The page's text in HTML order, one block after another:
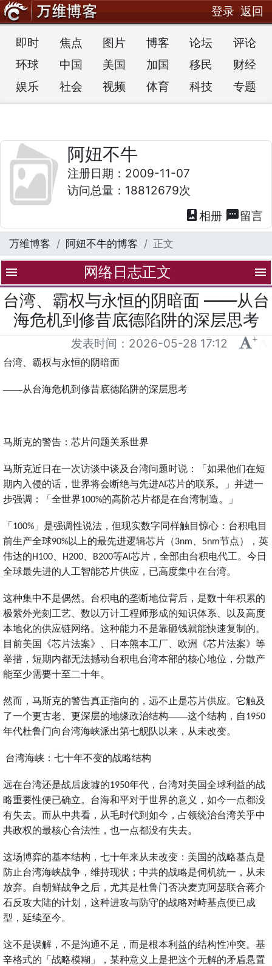
登录 返回
即时 焦点 图片 博客 论坛
评论
环球
中国 美国 加国 移民
财经
娱乐
社会 视频 体育 科技 专题
阿妞不牛
注册日期：2009-11-07
访问总量：18812679次
photo_album 相册 textsms留言
万维博客 阿妞不牛的博客 正文
menu 网络日志正文 menu
台湾、霸权与永恒的阴暗面 ——从台
海危机到修昔底德陷阱的深层思考
发表时间： 2026-05-28 17:12 +
台湾、霸权与永恒的阴暗面
——从台海危机到修昔底德陷阱的深层思考
马斯克的警告：芯片问题关系世界
马斯克近日在一次访谈中谈及台湾问题时说：「如果他们在短
期内入侵的话，世界将会断绝与先进AI 芯片的联系。」并进一
步强调：「全世界100%的高阶芯片都是在台湾制造。」
「 100%」是强调性说法，但现实数字同样触目惊心：台积电目
前生产全球90%以上的最先进逻辑芯片（3nm 5nm节点），英
伟达的H100、 H200、 B200等AI 芯片，全部由台积电代工。今日
全球最先进的人工智能芯片供应，已高度集中在台湾。
这种集中不是偶然。台积电的垄断地位背后，是数十年积累的
极紫外光刻工艺、数以万计工程师形成的知识体系、以及高度
本地化的供应链网络。这种能力不是靠砸钱就能快速复制的。
目前美国《芯片法案》、日本熊本工厂、欧洲《芯片法案》等
举措，短期内都无法撼动台积电台湾本部的核心地位，分散产
能至少需要十至二十年。
然而，马斯克的警告真正指向的，远不止是芯片供应。它触及
了一个更古老、更深层的地缘政治结构——这个结构，自1950
年代杜鲁门向台湾海峡派出第七舰队以来，从未改变。
台湾海峡：七十年不变的战略结构
远在台湾还是战后废墟的1950年代，台湾对美国全球利益的战
略重要性便已确立。台海和平对于世界的意义，如今一点都没
有失去。而从中共看，从毛时代到如今，占领统治台湾关乎中
共政权的最核心合法性，也一点都没有失去。
这场博弈的基本结构，七十年来从未改变：美国的战略基点是
防止台湾海峡战争，维持现状；中共的战略是伺机统一，从未
放弃。自朝鲜战争之后，尤其是杜鲁门否决麦克阿瑟联合蒋介
石反攻大陆的计划，这种进攻与防守的战略对峙基点便已成
型，延续至今。
这不是误解，不是沟通不足，而是根本利益的结构性冲突。基
辛格式的「战略模糊」，某种意义上是把这个无解的矛盾悬置